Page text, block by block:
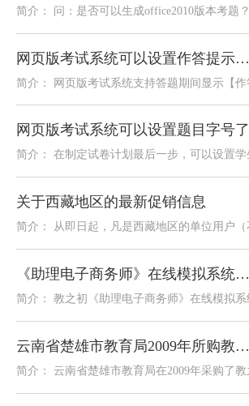
网页版考试系统可以设置作答提示与试题分析了
网页版考试系统可以设置题目字号了
关于西藏地区的最新促销信息
《助理电子商务师》在线模拟系统开放
云南省楚雄市教育局2009年所购教之初产品全部免费升级